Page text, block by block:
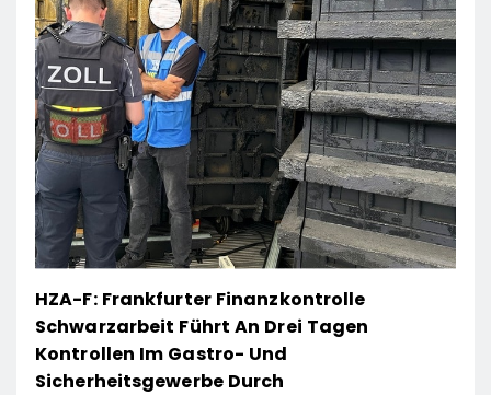
HZA-F: Frankfurter Finanzkontrolle
Schwarzarbeit Führt An Drei Tagen
Kontrollen Im Gastro- Und
Sicherheitsgewerbe Durch